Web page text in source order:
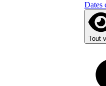
Dates
Tout